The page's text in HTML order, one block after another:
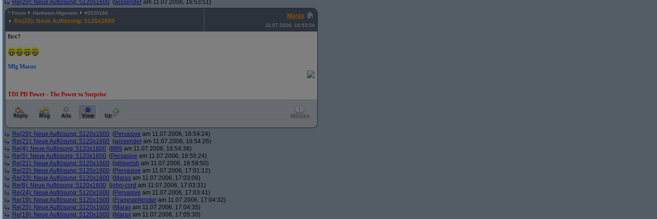
Re(20): Neue Auflösung: 5120x1600 (wissender am 11.07.2006, 16:53:51)
^ Forum Hardware-Allgemein #3520184
Re(20): Neue Auflösung: 5120x1600
Marax
11.07.2006, 16:53:54
flex?
Mfg Marax
TDI PD Power - The Power to Surprise
Re(20): Neue Auflösung: 5120x1600 (Pervasive am 11.07.2006, 16:54:24)
Re(21): Neue Auflösung: 5120x1600 (wissender am 11.07.2006, 16:54:26)
Re(4): Neue Auflösung: 5120x1600 (fif99 am 11.07.2006, 16:54:38)
Re(5): Neue Auflösung: 5120x1600 (Pervasive am 11.07.2006, 16:55:24)
Re(21): Neue Auflösung: 5120x1600 (gibberish am 11.07.2006, 16:59:50)
Re(22): Neue Auflösung: 5120x1600 (Pervasive am 11.07.2006, 17:01:12)
Re(23): Neue Auflösung: 5120x1600 (Marax am 11.07.2006, 17:03:06)
Re(6): Neue Auflösung: 5120x1600 (john-cord am 11.07.2006, 17:03:31)
Re(24): Neue Auflösung: 5120x1600 (Pervasive am 11.07.2006, 17:03:41)
Re(19): Neue Auflösung: 5120x1600 (Fragestellender am 11.07.2006, 17:04:32)
Re(25): Neue Auflösung: 5120x1600 (Marax am 11.07.2006, 17:04:35)
Re(19): Neue Auflösung: 5120x1600 (Marax am 11.07.2006, 17:05:30)